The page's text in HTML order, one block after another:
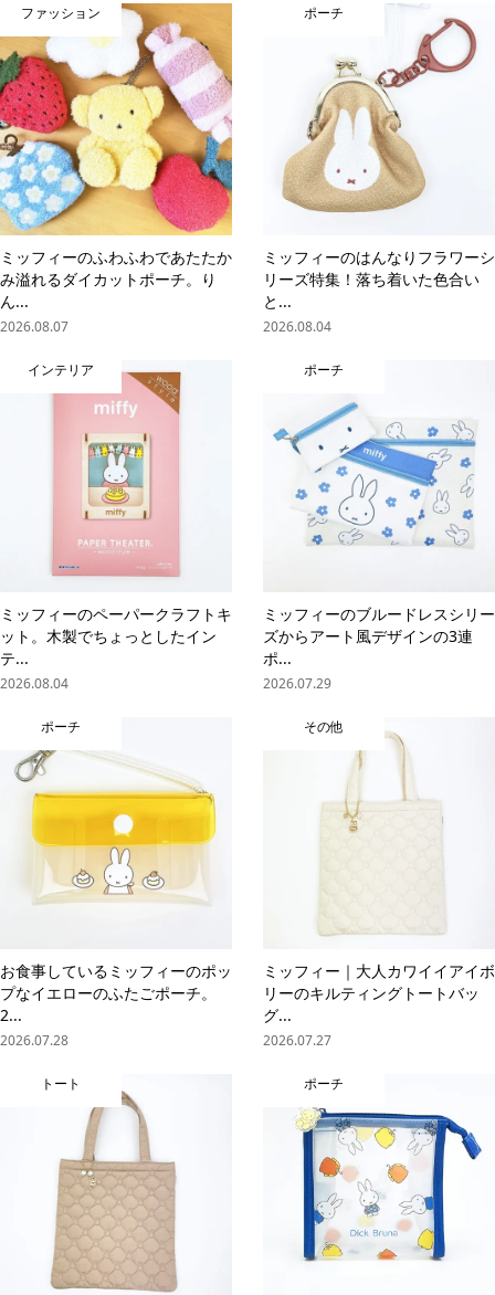
ファッション
ミッフィーのふわふわであたたか
み溢れるダイカットポーチ。り
ん...
2026.08.07
ポーチ
ミッフィーのはんなりフラワーシ
リーズ特集！落ち着いた色合い
と...
2026.08.04
インテリア
ミッフィーのペーパークラフトキ
ット。木製でちょっとしたイン
テ...
2026.08.04
ポーチ
ミッフィーのブルードレスシリー
ズからアート風デザインの3連
ポ...
2026.07.29
ポーチ
お食事しているミッフィーのポッ
プなイエローのふたごポーチ。
2...
2026.07.28
その他
ミッフィー｜大人カワイイアイボ
リーのキルティングトートバッ
グ...
2026.07.27
トート ポーチ